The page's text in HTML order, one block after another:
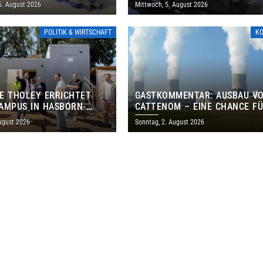
August 2026 Mittwoch, 5. August 2026
POLITIK & WIRTSCHAFT
THOLEY ERRICHTET
IN HASBORN-
FÜR RUND 8,5 BIS 9
EURO
2026
GASTKOMMENTAR: AUSBAU
CATTENOM – EINE CHANCE
LOTHRINGEN UND DAS
Sonntag, 2. August 2026